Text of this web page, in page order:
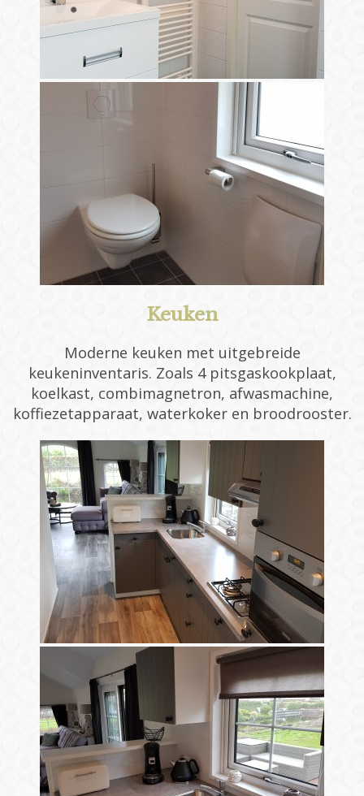
Keuken
Moderne keuken met uitgebreide
keukeninventaris. Zoals 4 pitsgaskookplaat,
koelkast, combimagnetron, afwasmachine,
koffiezetapparaat, waterkoker en broodrooster.